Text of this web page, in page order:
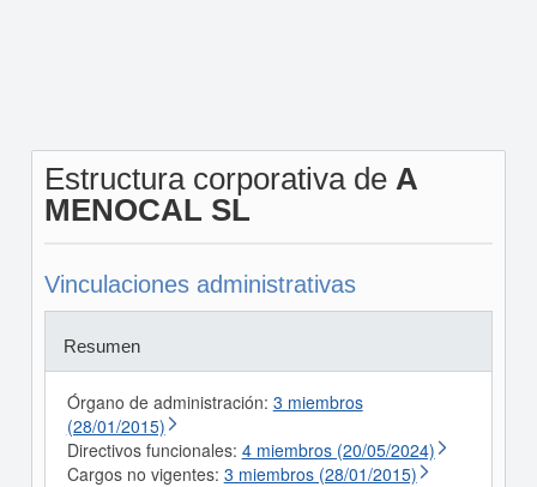
Estructura corporativa de A
MENOCAL SL
Vinculaciones administrativas
Resumen
Órgano de administración: 3 miembros
(28/01/2015)
Directivos funcionales: 4 miembros (20/05/2024)
Cargos no vigentes: 3 miembros (28/01/2015)